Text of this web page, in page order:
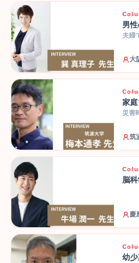
男
夫婦
大
家
災害
筑
脳
慶
幼